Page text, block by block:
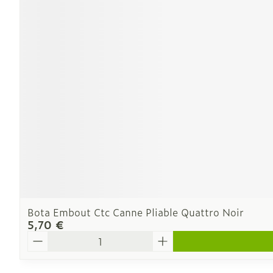
Bota Embout Ctc Canne Pliable Quattro Noir
5,70 €